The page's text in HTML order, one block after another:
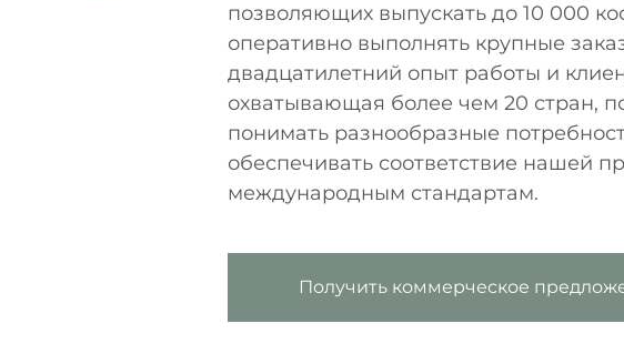
позволяющих выпускать до 10 000
оперативно выполнять крупные
двадцатилетний опыт работы и
охватывающая более чем 20 стран,
понимать разнообразные
обеспечивать соответствие нашей
международным стандартам.
Получить коммерческое